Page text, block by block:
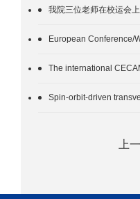
我院三位老师在校运会
European Conference/Workshop on Synthesis,
The international CECAM-
Spin-orbit-driven transverse transport
上